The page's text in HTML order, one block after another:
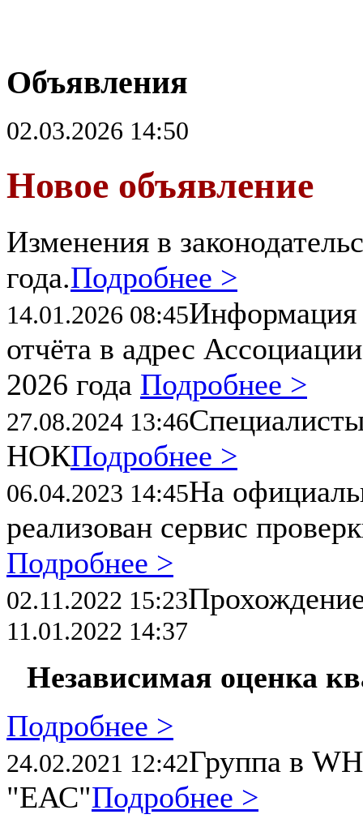
Объявления
02.03.2026 14:50
Новое объявление
Изменения в
года.Подробнее >
14.01.2026 08:45Информация
отчёта в адрес
2026 года Подробнее >
27.08.2024 13:46
НОКПодробнее >
06.04.2023 14:45На
реализован сервис
Подробнее >
02.11.2022 15:23
11.01.2022 14:37
Независимая оценка
Подробнее >
24.02.2021 12:42Группа в
"ЕАС"Подробнее >